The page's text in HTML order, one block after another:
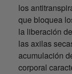
los
que bloquea
la liberación
las axilas
acumulación
corporal